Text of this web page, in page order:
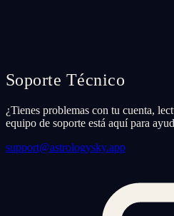
Soporte Técnico
¿Tienes problemas con tu cuenta,
equipo de soporte está aquí para
support@astrologysky.app